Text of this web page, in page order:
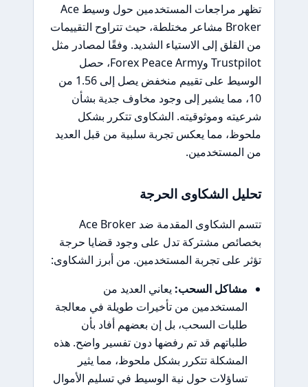
تظهر مراجعات المستخدمين حول وسيط Ace
Broker مشاعر مختلطة، حيث تتراوح التقييمات
من القلق إلى الاستياء الشديد. وفقًا لمصادر مثل
Trustpilot وForex Peace Army، حصل
الوسيط على تقييم منخفض يصل إلى 1.56 من
10، مما يشير إلى وجود مخاوف جدية بشأن
شرعيته وموثوقيته. الشكاوى تتكرر بشكل
ملحوظ، مما يعكس تجربة سلبية من قبل العديد
من المستخدمين.
تحليل الشكاوى الحرجة
تتسم الشكاوى المقدمة ضد Ace Broker
بخصائص مشتركة تدل على وجود قضايا حرجة
تؤثر على تجربة المستخدمين. من أبرز الشكاوى:
مشاكل السحب: يعاني العديد من
المستخدمين من تأخيرات طويلة في معالجة
طلبات السحب، بل إن بعضهم أفاد بأن
طلباتهم قد تم رفضها دون تفسير واضح. هذه
المشكلة تتكرر بشكل ملحوظ، مما يثير
تساؤلات حول نية الوسيط في تسليم الأموال